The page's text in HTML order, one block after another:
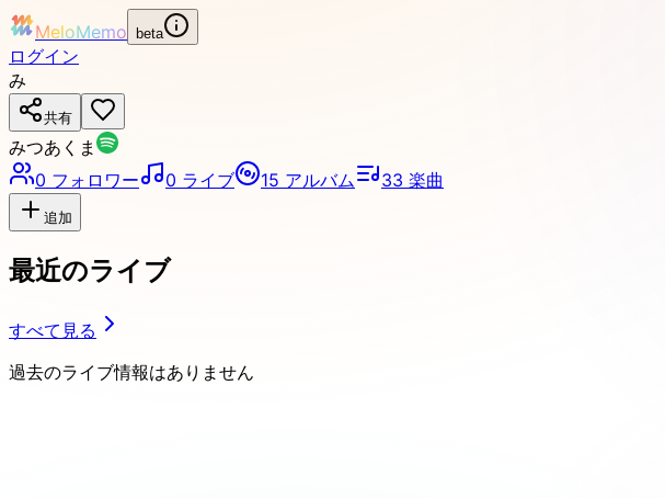
MeloMemo beta
ログイン
み
共有
みつあくま
0 フォロワー 0 ライブ 15 アルバム 33 楽曲
追加
最近のライブ
すべて見る
過去のライブ情報はありません